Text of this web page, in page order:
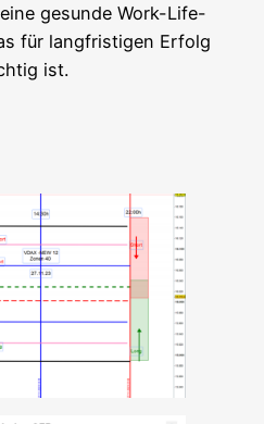
gesun­de Work-Life-
für lang­fris­ti­gen Erfolg
ist.